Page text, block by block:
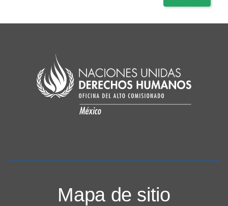
Mapa de sitio